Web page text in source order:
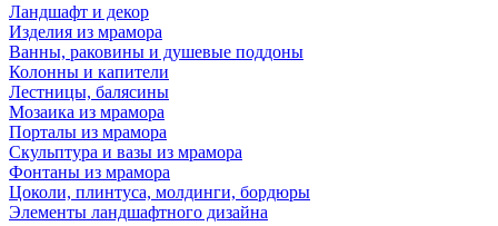
Ландшафт и декор
Изделия из мрамора
Ванны, раковины и душевые поддоны
Колонны и капители
Лестницы, балясины
Мозаика из мрамора
Порталы из мрамора
Скульптура и вазы из мрамора
Фонтаны из мрамора
Цоколи, плинтуса, молдинги, бордюры
Элементы ландшафтного дизайна